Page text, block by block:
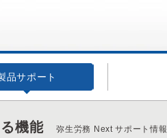
品サポート
機能 弥生労務 Next サポート情報